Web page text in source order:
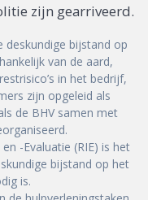
zijn gearriveerd.
deskundige bijstand op
van de aard,
in het bedrijf,
zijn opgeleid als
de BHV samen met
-Evaluatie (RIE) is het
bijstand op het
is.